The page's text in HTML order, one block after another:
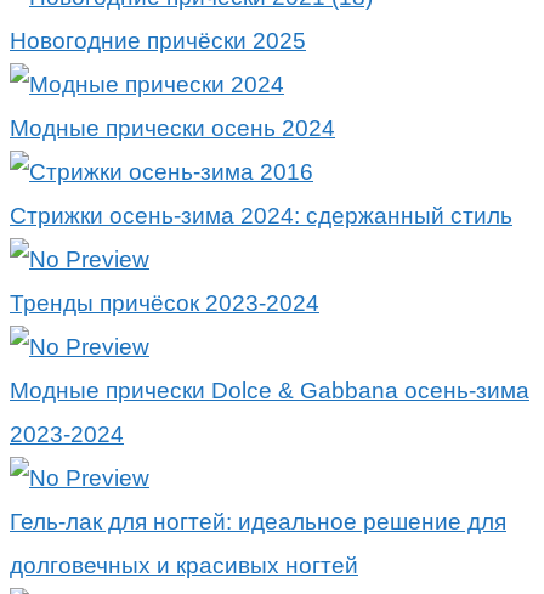
Новогодние причёски 2025
Модные прически осень 2024
Стрижки осень-зима 2024: сдержанный стиль
Тренды причёсок 2023-2024
Модные прически Dolce & Gabbana осень-зима
2023-2024
Гель-лак для ногтей: идеальное решение для
долговечных и красивых ногтей